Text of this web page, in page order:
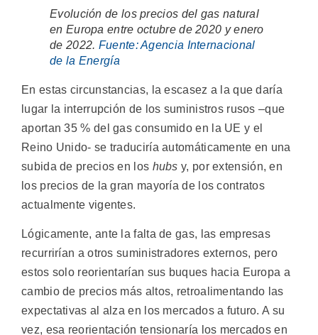
Evolución de los precios del gas natural
en Europa entre octubre de 2020 y enero
de 2022. Fuente: Agencia Internacional
de la Energía
En estas circunstancias, la escasez a la que daría
lugar la interrupción de los suministros rusos –que
aportan 35 % del gas consumido en la UE y el
Reino Unido- se traduciría automáticamente en una
subida de precios en los hubs y, por extensión, en
los precios de la gran mayoría de los contratos
actualmente vigentes.
Lógicamente, ante la falta de gas, las empresas
recurrirían a otros suministradores externos, pero
estos solo reorientarían sus buques hacia Europa a
cambio de precios más altos, retroalimentando las
expectativas al alza en los mercados a futuro. A su
vez, esa reorientación tensionaría los mercados en